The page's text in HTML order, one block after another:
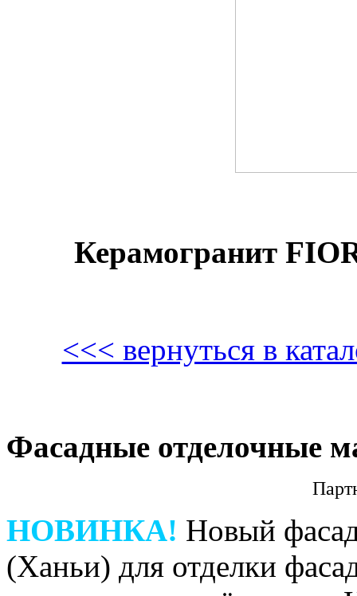
Керамогранит
<<< вернуться в
Фасадные отделочные
НОВИНКА! Новый
(Ханьи) для отделки